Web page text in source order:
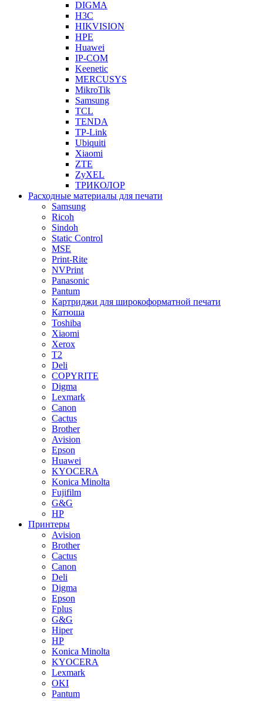
DIGMA
H3C
HIKVISION
HPE
Huawei
IP-COM
Keenetic
MERCUSYS
MikroTik
Samsung
TCL
TENDA
TP-Link
Ubiquiti
Xiaomi
ZTE
ZyXEL
ТРИКОЛОР
Расходные материалы для печати
Samsung
Ricoh
Sindoh
Static Control
MSE
Print-Rite
NVPrint
Panasonic
Pantum
Картриджи для широкоформатной печати
Катюша
Toshiba
Xiaomi
Xerox
T2
Deli
COPYRITE
Digma
Lexmark
Canon
Cactus
Brother
Avision
Epson
Huawei
KYOCERA
Konica Minolta
Fujifilm
G&G
HP
Принтеры
Avision
Brother
Cactus
Canon
Deli
Digma
Epson
Fplus
G&G
Hiper
HP
Konica Minolta
KYOCERA
Lexmark
OKI
Pantum